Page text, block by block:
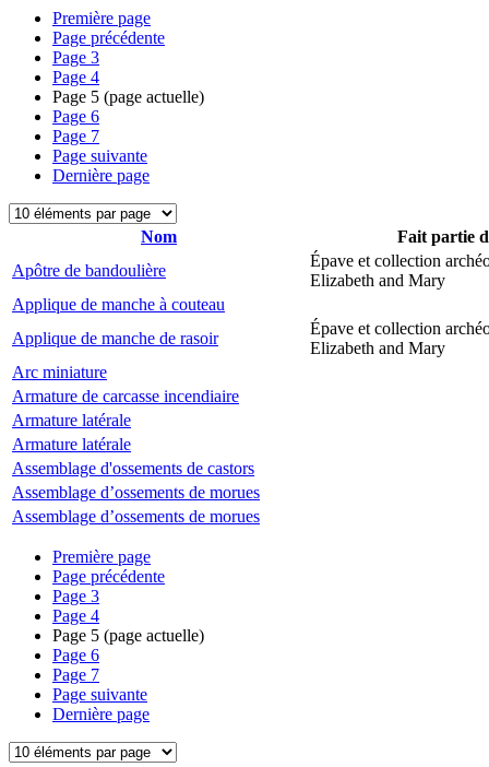
Première page
Page précédente
Page 3
Page 4
Page 5 (page actuelle)
Page 6
Page 7
Page suivante
Dernière page
Nom
Fait partie
Apôtre de bandoulière
Épave et collection
Elizabeth and Mary
Applique de manche à couteau
Applique de manche de rasoir
Épave et collection
Elizabeth and Mary
Arc miniature
Armature de carcasse incendiaire
Armature latérale
Armature latérale
Assemblage d'ossements de castors
Assemblage d’ossements de morues
Assemblage d’ossements de morues
Première page
Page précédente
Page 3
Page 4
Page 5 (page actuelle)
Page 6
Page 7
Page suivante
Dernière page